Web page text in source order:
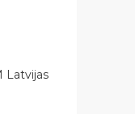
Latvijas